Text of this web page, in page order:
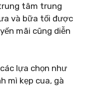
tâm trung
và bữa tối được
mãi cũng diễn
lựa chọn như
mì kẹp cua, gà